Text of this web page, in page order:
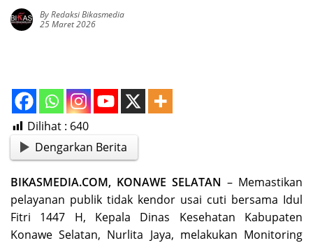
By Redaksi Bikasmedia
25 Maret 2026
Dilihat : 640
Dengarkan Berita
BIKASMEDIA.COM, KONAWE SELATAN – Memastikan
pelayanan publik tidak kendor usai cuti bersama Idul
Fitri 1447 H, Kepala Dinas Kesehatan Kabupaten
Konawe Selatan, Nurlita Jaya, melakukan Monitoring